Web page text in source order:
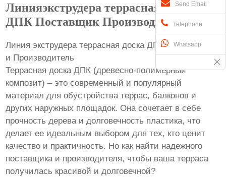
Линияэкструдера террасная доска
ДПК Поставщик Производитель
Линия экструдера террасная доска ДПК: Поставщик
и Производитель
Террасная доска ДПК (древесно-полимерный
композит) – это современный и популярный
материал для обустройства террас, балконов и
других наружных площадок. Она сочетает в себе
прочность дерева и долговечность пластика, что
делает ее идеальным выбором для тех, кто ценит
качество и практичность. Но как найти надежного
поставщика и производителя, чтобы ваша терраса
получилась красивой и долговечной?
Send Email
Telephone
Whatsapp